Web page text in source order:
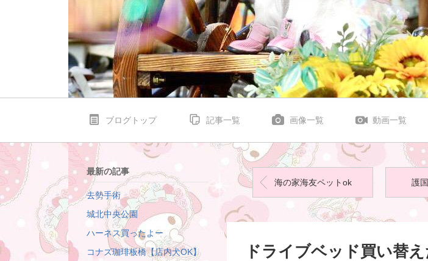
ブログトップ 記事一覧 画像一覧 動画一覧
海の家海友ペットok 護
ドライブベッド買い替
最新の記事
去勢手術
城北中央公園
ハーネス買ったよー
コナズ珈琲板橋【店内犬OK】